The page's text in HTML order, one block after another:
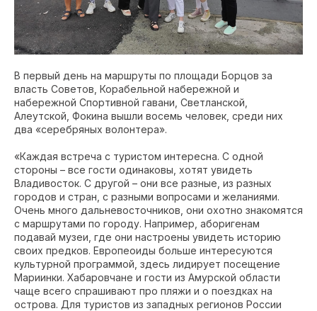
В первый день на маршруты по площади Борцов за
власть Советов, Корабельной набережной и
набережной Спортивной гавани, Светланской,
Алеутской, Фокина вышли восемь человек, среди них
два «серебряных волонтера».
«Каждая встреча с туристом интересна. С одной
стороны – все гости одинаковы, хотят увидеть
Владивосток. С другой – они все разные, из разных
городов и стран, с разными вопросами и желаниями.
Очень много дальневосточников, они охотно знакомятся
с маршрутами по городу. Например, аборигенам
подавай музеи, где они настроены увидеть историю
своих предков. Европеоиды больше интересуются
культурной программой, здесь лидирует посещение
Мариинки. Хабаровчане и гости из Амурской области
чаще всего спрашивают про пляжи и о поездках на
острова. Для туристов из западных регионов России